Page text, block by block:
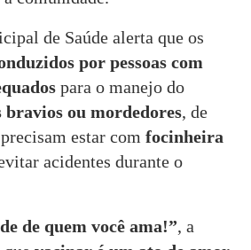
de Saúde alerta que os
por pessoas com
para o manejo do
bravios ou mordedores, de
estar com focinheira
acidentes durante o
de quem você ama!”, a